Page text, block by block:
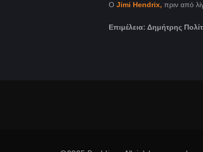
Ο Jimi Hendrix, πριν από
Επιμέλεια: Δημήτρης